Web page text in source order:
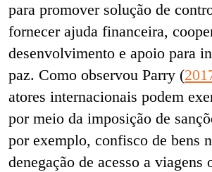
para promover solução de
fornecer ajuda financeira,
desenvolvimento e apoio para
paz. Como observou Parry (
atores internacionais podem
por meio da imposição de
por exemplo, confisco de bens
denegação de acesso a viagens